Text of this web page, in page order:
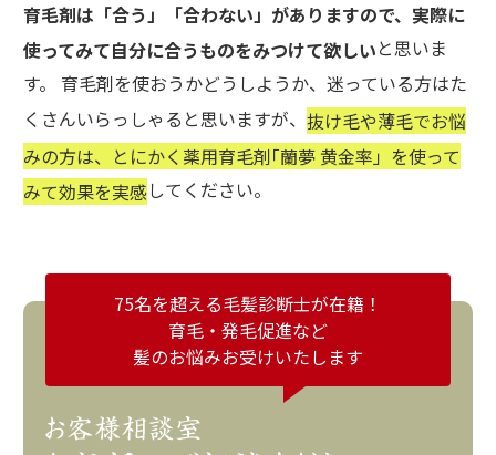
育毛剤は「合う」「合わない」がありますので、実際に
使ってみて自分に合うものをみつけて欲しいと思いま
す。 育毛剤を使おうかどうしようか、迷っている方はた
くさんいらっしゃると思いますが、 抜け毛や薄毛でお悩
みの方は、とにかく薬用育毛剤｢蘭夢 黄金率」を使って
みて効果を実感してください。
75名を超える毛髪診断士が在籍！
育毛・発毛促進など
髪のお悩みお受けいたします